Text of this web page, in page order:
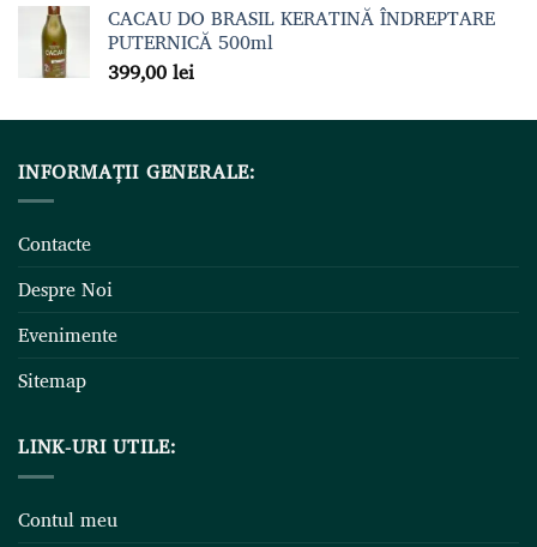
CACAU DO BRASIL KERATINĂ ÎNDREPTARE
PUTERNICĂ 500ml
399,00lei
INFORMAȚII GENERALE:
Contacte
Despre Noi
Evenimente
Sitemap
LINK-URI UTILE:
Contul meu